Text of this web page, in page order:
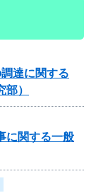
達に関する
）
に関する一般